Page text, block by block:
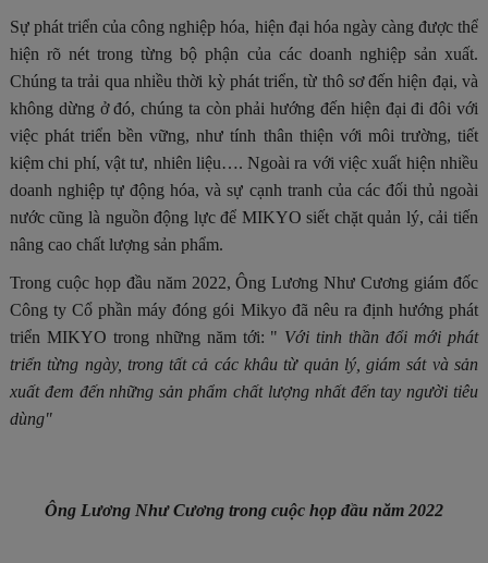
Sự phát triển của công nghiệp hóa, hiện đại hóa ngày càng được thể
hiện rõ nét trong từng bộ phận của các doanh nghiệp sản xuất.
Chúng ta trải qua nhiều thời kỳ phát triển, từ thô sơ đến hiện đại, và
không dừng ở đó, chúng ta còn phải hướng đến hiện đại đi đôi với
việc phát triển bền vững, như tính thân thiện với môi trường, tiết
kiệm chi phí, vật tư, nhiên liệu…. Ngoài ra với việc xuất hiện nhiều
doanh nghiệp tự động hóa, và sự cạnh tranh của các đối thủ ngoài
nước cũng là nguồn động lực để MIKYO siết chặt quản lý, cải tiến
nâng cao chất lượng sản phẩm.
Trong cuộc họp đầu năm 2022, Ông Lương Như Cương giám đốc
Công ty Cổ phần máy đóng gói Mikyo đã nêu ra định hướng phát
triển MIKYO trong những năm tới: " Với tinh thần đổi mới phát
triển từng ngày, trong tất cả các khâu từ quản lý, giám sát và sản
xuất đem đến những sản phẩm chất lượng nhất đến tay người tiêu
dùng"
Ông Lương Như Cương trong cuộc họp đầu năm 2022